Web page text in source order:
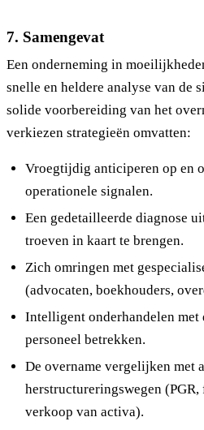
7. Samengevat
Een onderneming in
snelle en heldere analyse van de
solide voorbereiding van het
verkiezen strategieën omvatten:
Vroegtijdig anticiperen op en
operationele signalen.
Een gedetailleerde diagnose
troeven in kaart te brengen.
Zich omringen met
(advocaten, boekhouders,
Intelligent onderhandelen met
personeel betrekken.
De overname vergelijken met
herstructureringswegen
verkoop van activa).